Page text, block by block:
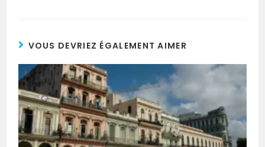
VOUS DEVRIEZ ÉGALEMENT AIMER